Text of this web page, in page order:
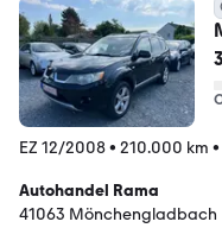
EZ 12/2008• 210.000 km •
Autohandel Rama
41063 Mönchengladbach